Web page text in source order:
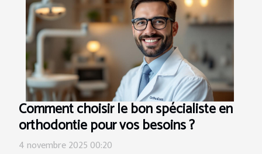
Comment choisir le bon spécialiste en
orthodontie pour vos besoins ?
4 novembre 2025 00:20